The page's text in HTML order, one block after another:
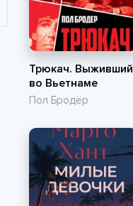
Трюкач. Выживший
во Вьетнаме
Пол Бродёр